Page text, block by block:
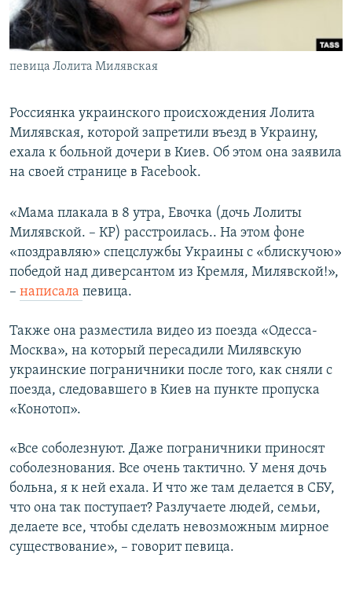
ПОБЕДИТЕЛЕЙ НЕ СУДЯТ?
КРЫМ.НЕПОКОРЕННЫЙ
ELIFBE
ПРИСОЕДИНЯЙТЕСЬ!
Все сайты RFE/RL
певица Лолита Милявская
Россиянка украинского происхождения Лолита
Милявская, которой запретили въезд в Украину,
ехала к больной дочери в Киев. Об этом она заявила
на своей странице в Faсebook.
«Мама плакала в 8 утра, Евочка (дочь Лолиты
Милявской. – КР) расстроилась.. На этом фоне
«поздравляю» спецслужбы Украины с «блискучою»
победой над диверсантом из Кремля, Милявской!»,
– написала певица.
Также она разместила видео из поезда «Одесса-
Москва», на который пересадили Милявскую
украинские пограничники после того, как сняли с
поезда, следовавшего в Киев на пункте пропуска
«Конотоп».
«Все соболезнуют. Даже пограничники приносят
соболезнования. Все очень тактично. У меня дочь
больна, я к ней ехала. И что же там делается в СБУ,
что она так поступает? Разлучаете людей, семьи,
делаете все, чтобы сделать невозможным мирное
существование», – говорит певица.